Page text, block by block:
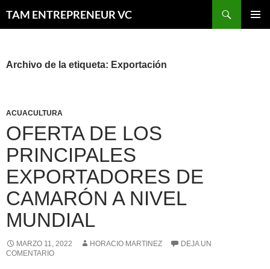
TAM ENTREPRENEUR VC
Archivo de la etiqueta: Exportación
ACUACULTURA
OFERTA DE LOS
PRINCIPALES
EXPORTADORES DE
CAMARÓN A NIVEL
MUNDIAL
MARZO 11, 2022 HORACIO MARTINEZ
DEJA UN
COMENTARIO